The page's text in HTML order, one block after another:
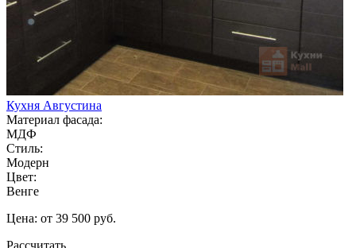
Кухня Августина
Материал фасада:
МДФ
Стиль:
Модерн
Цвет:
Венге
Цена: от 39 500 руб.
Рассчитать